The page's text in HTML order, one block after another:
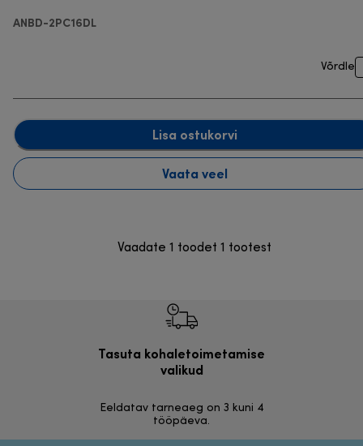
ANBD-2PC16DL
Võrdle
Lisa ostukorvi
Vaata veel
Vaadate 1 toodet 1 tootest
Tasuta kohaletoimetamise
valikud
Eeldatav tarneaeg on 3 kuni 4
tööpäeva.